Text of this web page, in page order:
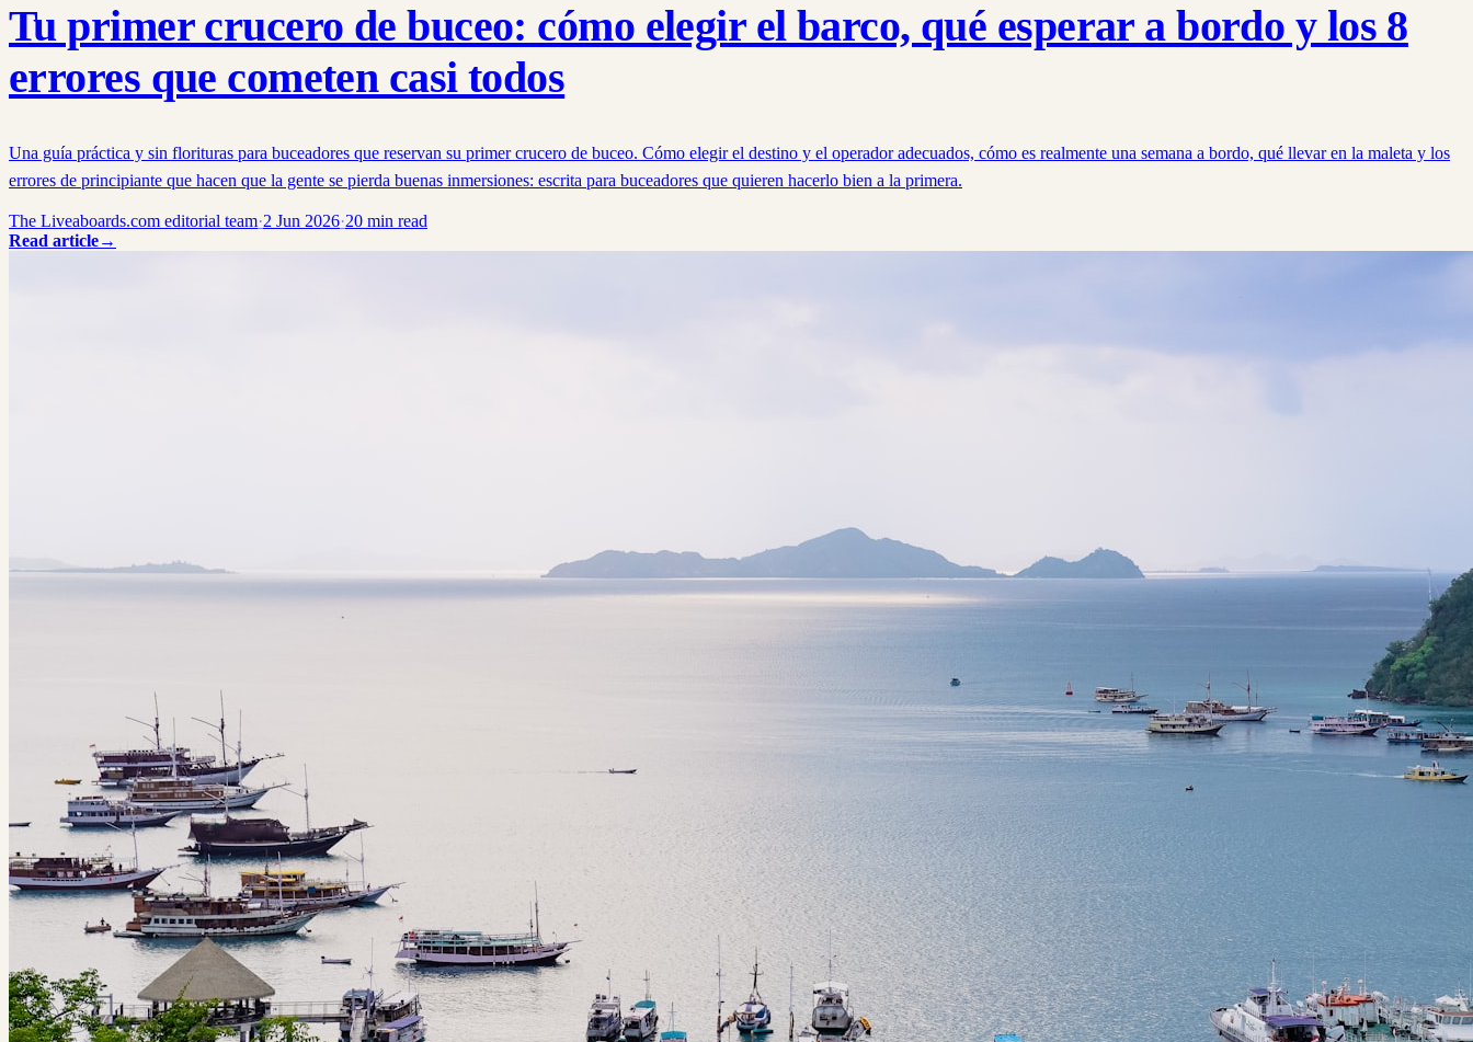
Tu primer crucero de buceo: cómo elegir el barco, qué esperar a bordo y los 8
errores que cometen casi todos
Una guía práctica y sin florituras para buceadores que reservan su primer crucero de buceo. Cómo elegir el destino y el operador adecuados, cómo es realmente una semana a bordo, qué llevar en la maleta y los
errores de principiante que hacen que la gente se pierda buenas inmersiones: escrita para buceadores que quieren hacerlo bien a la primera.
The Liveaboards.com editorial team·2 Jun 2026·20 min read
Read article→